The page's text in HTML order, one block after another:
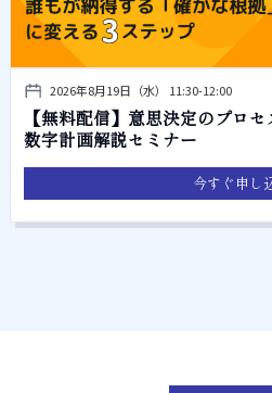
2026年8月19日（水） 11:30-12:00
【無料配信】意思決定のプロ
数字計画解説セミナー
今すぐ申し